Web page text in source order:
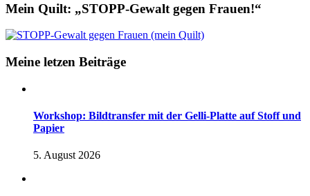
Mein Quilt: „STOPP-Gewalt gegen Frauen!“
Meine letzen Beiträge
Workshop: Bildtransfer mit der Gelli-Platte auf Stoff und
Papier
5. August 2026